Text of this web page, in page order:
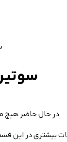
در حال حاضر هیچ
بیشتری در این